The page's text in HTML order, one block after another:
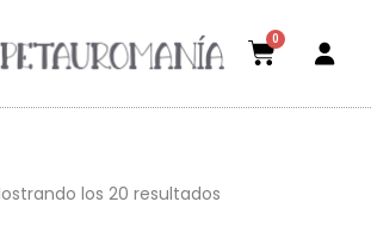
0
los 20 resultados